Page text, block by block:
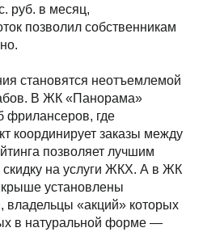
руб. в месяц,
позволил собственникам
становятся неотъемлемой
В ЖК «Панорама»
фрилансеров, где
координирует заказы между
позволяет лучшим
скидку на услуги ЖКХ. А в ЖК
установлены
владельцы «акций» которых
в натуральной форме —